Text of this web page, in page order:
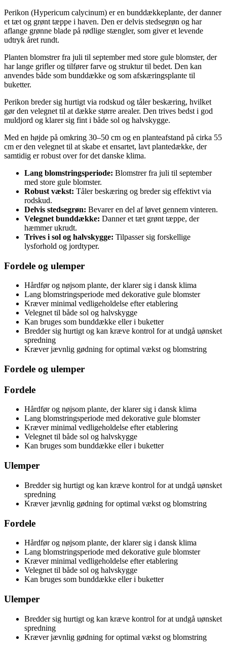
Perikon (Hypericum calycinum) er en bunddækkeplante, der danner
et tæt og grønt tæppe i haven. Den er delvis stedsegrøn og har
aflange grønne blade på rødlige stængler, som giver et levende
udtryk året rundt.
Planten blomstrer fra juli til september med store gule blomster, der
har lange grifler og tilfører farve og struktur til bedet. Den kan
anvendes både som bunddække og som afskæringsplante til
buketter.
Perikon breder sig hurtigt via rodskud og tåler beskæring, hvilket
gør den velegnet til at dække større arealer. Den trives bedst i god
muldjord og klarer sig fint i både sol og halvskygge.
Med en højde på omkring 30–50 cm og en planteafstand på cirka 55
cm er den velegnet til at skabe et ensartet, lavt plantedække, der
samtidig er robust over for det danske klima.
Lang blomstringsperiode: Blomstrer fra juli til september
med store gule blomster.
Robust vækst: Tåler beskæring og breder sig effektivt via
rodskud.
Delvis stedsegrøn: Bevarer en del af løvet gennem vinteren.
Velegnet bunddække: Danner et tæt grønt tæppe, der
hæmmer ukrudt.
Trives i sol og halvskygge: Tilpasser sig forskellige
lysforhold og jordtyper.
Fordele og ulemper
Hårdfør og nøjsom plante, der klarer sig i dansk klima
Lang blomstringsperiode med dekorative gule blomster
Kræver minimal vedligeholdelse efter etablering
Velegnet til både sol og halvskygge
Kan bruges som bunddække eller i buketter
Bredder sig hurtigt og kan kræve kontrol for at undgå uønsket
spredning
Kræver jævnlig gødning for optimal vækst og blomstring
Fordele og ulemper
Fordele
Hårdfør og nøjsom plante, der klarer sig i dansk klima
Lang blomstringsperiode med dekorative gule blomster
Kræver minimal vedligeholdelse efter etablering
Velegnet til både sol og halvskygge
Kan bruges som bunddække eller i buketter
Ulemper
Bredder sig hurtigt og kan kræve kontrol for at undgå uønsket
spredning
Kræver jævnlig gødning for optimal vækst og blomstring
Fordele
Hårdfør og nøjsom plante, der klarer sig i dansk klima
Lang blomstringsperiode med dekorative gule blomster
Kræver minimal vedligeholdelse efter etablering
Velegnet til både sol og halvskygge
Kan bruges som bunddække eller i buketter
Ulemper
Bredder sig hurtigt og kan kræve kontrol for at undgå uønsket
spredning
Kræver jævnlig gødning for optimal vækst og blomstring